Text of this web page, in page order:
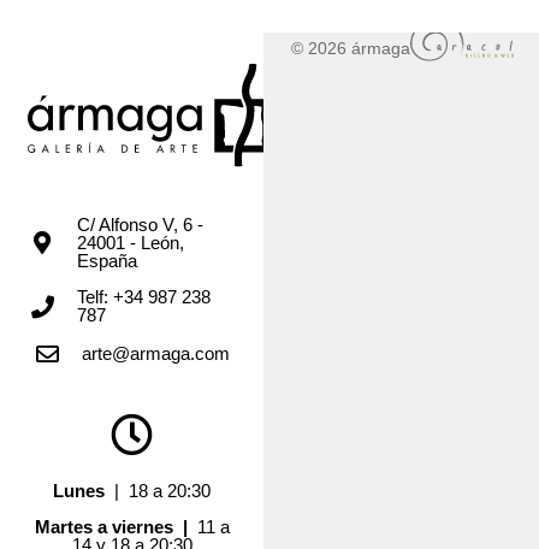
C/ Alfonso V, 6 -
24001 - León,
España
Telf: +34 987 238
787
arte@armaga.com
Lunes | 18 a 20:30
Martes a viernes | 11 a
14 y 18 a 20:30
© 2026 ármaga